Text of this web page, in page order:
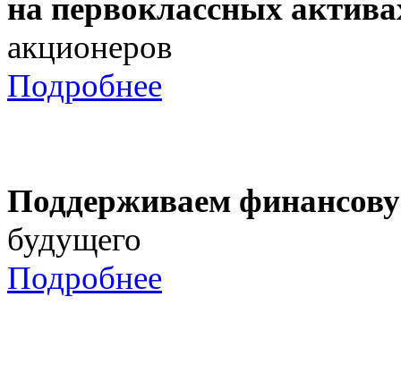
на первоклассных
акционеров
Подробнее
Поддерживаем
будущего
Подробнее